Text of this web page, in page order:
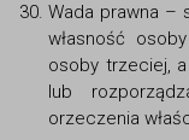
Wada prawna –
własność
osoby trzeciej,
lub
orzeczenia